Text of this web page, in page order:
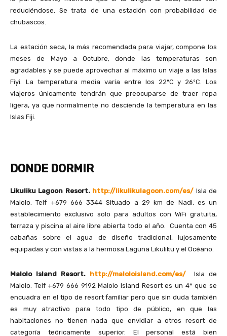
reduciéndose. Se trata de una estación con probabilidad de
chubascos.
La estación seca, la más recomendada para viajar, compone los
meses de Mayo a Octubre, donde las temperaturas son
agradables y se puede aprovechar al máximo un viaje a las Islas
Fiyi. La temperatura media varía entre los 22ºC y 26ºC. Los
viajeros únicamente tendrán que preocuparse de traer ropa
ligera, ya que normalmente no desciende la temperatura en las
Islas Fiji.
DONDE DORMIR
Likuliku Lagoon Resort. http://likulikulagoon.com/es/ Isla de
Malolo. Telf +679 666 3344 Situado a 29 km de Nadi, es un
establecimiento exclusivo solo para adultos con WiFi gratuita,
terraza y piscina al aire libre abierta todo el año. Cuenta con 45
cabañas sobre el agua de diseño tradicional, lujosamente
equipadas y con vistas a la hermosa Laguna Likuliku y el Océano.
Malolo Island Resort. http://maloloisland.com/es/ Isla de
Malolo. Telf +679 666 9192 Malolo Island Resort es un 4* que se
encuadra en el tipo de resort familiar pero que sin duda también
es muy atractivo para todo tipo de público, en que las
habitaciones no tienen nada que envidiar a otros resort de
categoría teóricamente superior. El personal está bien